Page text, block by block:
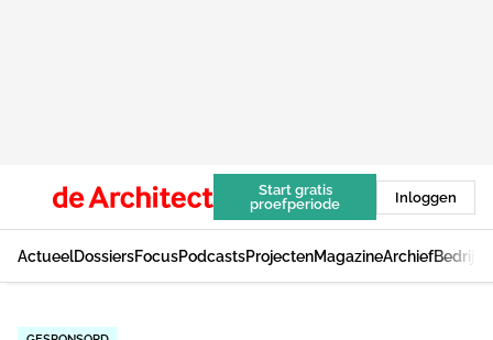
Start gratis
proefperiode
Inloggen
ActueelDossiersFocusPodcastsProjectenMagazineArchief